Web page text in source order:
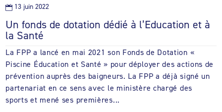
Un fonds de dotation dédié à l’Education et à
la Santé
La FPP a lancé en mai 2021 son Fonds de Dotation «
Piscine Éducation et Santé » pour déployer des actions de
prévention auprès des baigneurs. La FPP a déjà signé un
partenariat en ce sens avec le ministère chargé des
sports et mené ses premières...
 13 juin 2022